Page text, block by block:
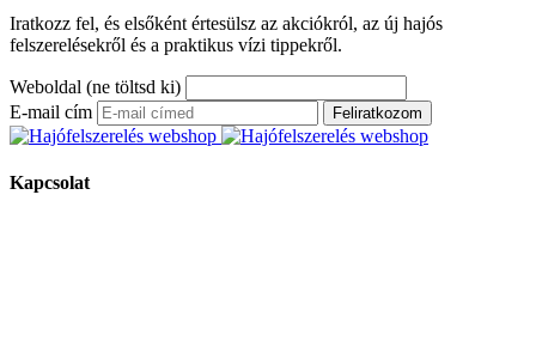
Iratkozz fel, és elsőként értesülsz az akciókról, az új hajós
felszerelésekről és a praktikus vízi tippekről.
Weboldal (ne töltsd ki)
E-mail cím
Feliratkozom
Kapcsolat